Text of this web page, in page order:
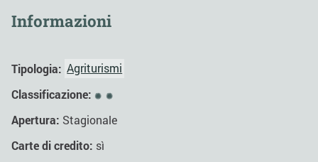
Informazioni
Tipologia: Agriturismi
Classificazione:
Apertura: Stagionale
Carte di credito: sì